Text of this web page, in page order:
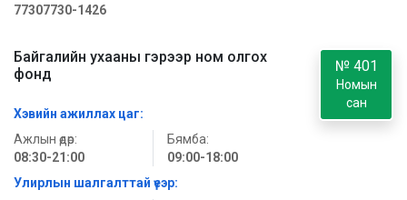
77307730-1426
Байгалийн ухааны гэрээр ном олгох
фонд
Хэвийн ажиллах цаг:
Ажлын өдөр:
08:30-21:00
Бямба:
09:00-18:00
Улирлын шалгалттай үеэр:
№ 401
Номын
сан